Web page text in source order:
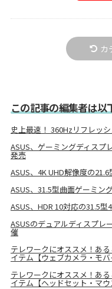
カ
この記事の編集者は以
史上最速！ 360Hzリフレッ
ASUS、ゲーミングディスプ
発売
ASUS、4K UHD解像度の
ASUS、31.5型曲面ゲーミン
ASUS、HDR 10対応の31.5型
ASUSのデュアルディスプレ
催
テレワークにオススメ！あ
イテム【ウェブカメラ・モ
テレワークにオススメ！あ
イテム【ヘッドセット・マ